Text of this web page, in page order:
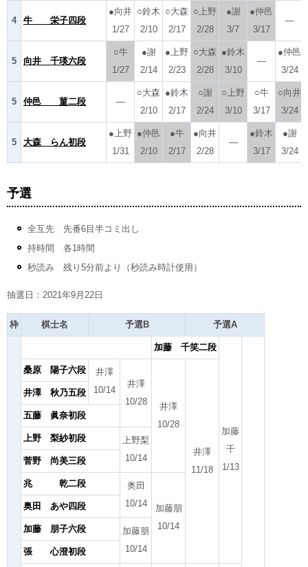
4 牛 栄子四段
●向井
1/27
○鈴木
2/10
○大森
2/17
○上野
2/28
●謝
3/7
●仲邑
3/17
―
5 向井 千瑛六段
○牛
1/27
●謝
2/14
●上野
2/23
○大森
2/28
●鈴木
3/10
―
●仲邑
3/24
5 仲邑 菫二段 ―
○大森
2/10
●鈴木
2/17
○謝
2/24
○上野
3/10
○牛
3/17
○向井
3/24
5 大森 らん初段
●上野
1/31
●仲邑
2/10
●牛
2/17
●向井
2/28
―
●鈴木
3/17
●謝
3/24
予選
全互先 先番6目半コミ出し
持時間 各1時間
秒読み 残り5分前より（秒読み時計使用）
抽選日：2021年9月22日
枠 棋士名 予選B 予選A
加藤 千笑二段
加藤
千
1/13
桑原 陽子六段
井澤
10/14
井澤
10/28
井澤
10/28
井澤
11/18
井澤 秋乃五段
五藤 眞奈初段
上野 梨紗初段
上野梨
10/14
菅野 尚美三段
兆 乾二段
奥田
10/14
加藤朋
10/14
奥田 あや四段
加藤 朋子六段
加藤朋
10/14
張 心澄初段